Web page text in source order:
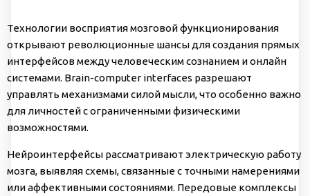
Технологии восприятия мозговой функционирования
открывают революционные шансы для создания прямых
интерфейсов между человеческим сознанием и онлайн
системами. Brain-computer interfaces разрешают
управлять механизмами силой мысли, что особенно важно
для личностей с ограниченными физическими
возможностями.
Нейроинтерфейсы рассматривают электрическую работу
мозга, выявляя схемы, связанные с точными намерениями
или аффективными состояниями. Передовые комплексы